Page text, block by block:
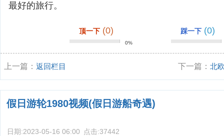
最好的旅行。
顶一下 (0)
0%
踩一下 (0)
上一篇： 返回栏目 下一篇：北
假日游轮1980视频(假日游船奇遇)
日期:2023-05-16 06:00 点击:37442